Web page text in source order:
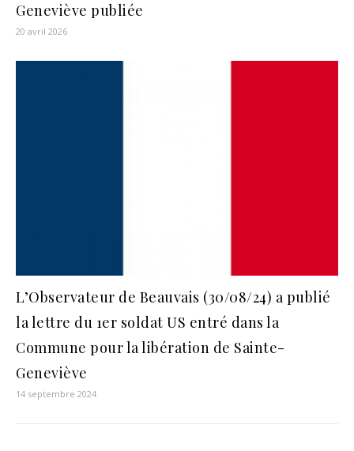
Geneviève publiée
20 avril 2026
L’Observateur de Beauvais (30/08/24) a publié
la lettre du 1er soldat US entré dans la
Commune pour la libération de Sainte-
Geneviève
14 septembre 2024